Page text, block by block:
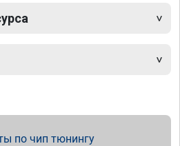
по чип тюнингу